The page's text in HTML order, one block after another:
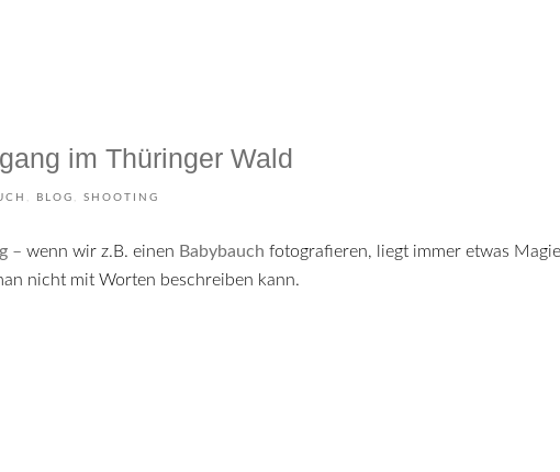
im Thüringer Wald
, BLOG , SHOOTING
– wenn wir z.B. einen Babybauch fotografieren, liegt immer etwas
nicht mit Worten beschreiben kann.